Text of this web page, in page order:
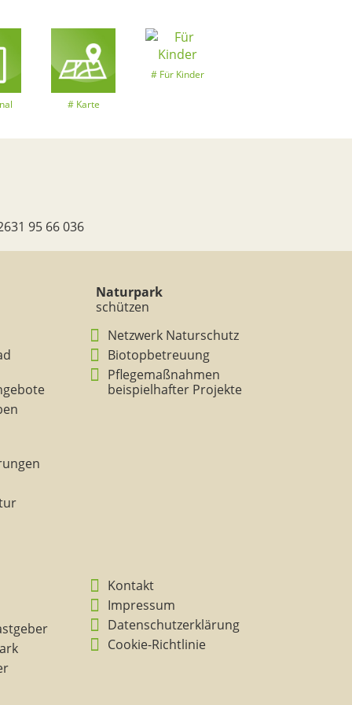
Karte
Für Kinder
95 66 036
Naturpark
schützen
Netzwerk Naturschutz
Biotopbetreuung
Pflegemaßnahmen
beispielhafter Projekte
Kontakt
Impressum
Datenschutzerklärung
Cookie-Richtlinie